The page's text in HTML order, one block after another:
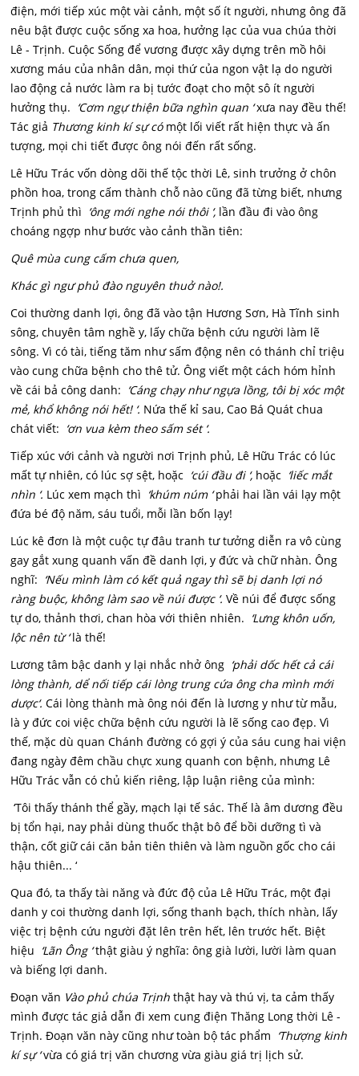
điện, mới tiếp xúc một vài cảnh, một số ít người, nhưng ông đã
nêu bật được cuộc sống xa hoa, hưởng lạc của vua chúa thời
Lê - Trịnh. Cuộc Sống để vương được xây dựng trên mồ hôi
xương máu của nhân dân, mọi thứ của ngon vật lạ do người
lao động cả nước làm ra bị tước đoạt cho một sô ít người
hưởng thụ. ‘Cơm ngự thiện bữa nghìn quan ‘xưa nay đều thế!
Tác giả Thương kinh kí sự cómột lối viết rất hiện thực và ấn
tượng, mọi chi tiết được ông nói đến rất sống.
Lê Hữu Trác vốn dòng dõi thế tộc thời Lê, sinh trưởng ở chôn
phồn hoa, trong cấm thành chỗ nào cũng đã từng biết, nhưng
Trịnh phủ thì ‘ông mới nghe nói thôi ‘, lần đầu đi vào ông
choáng ngợp như bước vào cảnh thần tiên:
Quê mùa cung cấm chưa quen,
Khác gì ngư phủ đào nguyên thuở nào!.
Coi thường danh lợi, ông đã vào tận Hương Sơn, Hà Tĩnh sinh
sông, chuyên tâm nghề y, lấy chữa bệnh cứu người làm lẽ
sông. Vì có tài, tiếng tăm như sấm động nên có thánh chỉ triệu
vào cung chữa bệnh cho thê tử. Ông viết một cách hóm hỉnh
về cái bả công danh: ‘Cáng chạy như ngựa lồng, tôi bị xóc một
mẻ, khổ không nói hết! ‘. Nứa thế kỉ sau, Cao Bá Quát chua
chát viết: ‘ơn vua kèm theo sấm sét ‘.
Tiếp xúc với cảnh và người nơi Trịnh phủ, Lê Hữu Trác có lúc
mất tự nhiên, có lúc sợ sệt, hoặc ‘cúi đầu đi ‘, hoặc ‘liếc mắt
nhìn ‘. Lúc xem mạch thì ‘khúm núm ‘phải hai lần vái lạy một
đứa bé độ năm, sáu tuổi, mỗi lần bốn lạy!
Lúc kê đơn là một cuộc tự đâu tranh tư tưởng diễn ra vô cùng
gay gắt xung quanh vấn đề danh lợi, y đức và chữ nhàn. Ông
nghĩ: ‘Nếu mình làm có kết quả ngay thì sẽ bị danh lợi nó
ràng buộc, không làm sao về núi được ‘. Về núi để được sống
tự do, thảnh thơi, chan hòa với thiên nhiên. ‘Lưng khôn uốn,
lộc nên từ ‘là thế!
Lương tâm bậc danh y lại nhắc nhở ông ‘phải dốc hết cả cái
lòng thành, dể nối tiếp cái lòng trung cứa ông cha mình mới
dược‘. Cái lòng thành mà ông nói đến là lương y như từ mẫu,
là y đức coi việc chữa bệnh cứu người là lẽ sống cao đẹp. Vì
thế, mặc dù quan Chánh đường có gợi ý của sáu cung hai viện
đang ngày đêm chầu chực xung quanh con bệnh, nhưng Lê
Hữu Trác vẫn có chủ kiến riêng, lập luận riêng của mình:
‘Tôi thấy thánh thể gầy, mạch lại tế sác. Thế là âm dương đều
bị tổn hại, nay phải dùng thuốc thật bô để bồi dưỡng tì và
thận, cốt giữ cái căn bản tiên thiên và làm nguồn gốc cho cái
hậu thiên... ‘
Qua đó, ta thấy tài năng và đức độ của Lê Hữu Trác, một đại
danh y coi thường danh lợi, sống thanh bạch, thích nhàn, lấy
việc trị bệnh cứu người đặt lên trên hết, lên trước hết. Biệt
hiệu ‘Lãn Ông ‘thật giàu ý nghĩa: ông già lười, lười làm quan
và biếng lợi danh.
Đoạn văn Vào phủ chúa Trịnh thật hay và thú vị, ta cảm thấy
mình được tác giả dẫn đi xem cung điện Thăng Long thời Lê -
Trịnh. Đoạn văn này cũng như toàn bộ tác phẩm ‘Thượng kinh
kí sự ‘vừa có giá trị văn chương vừa giàu giá trị lịch sử.